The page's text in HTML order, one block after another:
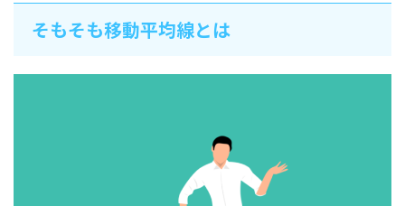
そもそも移動平均線とは